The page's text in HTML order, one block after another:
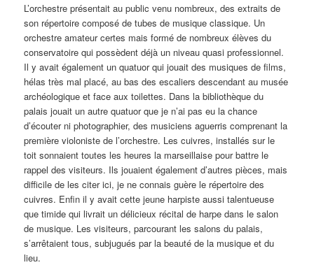
L’orchestre présentait au public venu nombreux, des extraits de
son répertoire composé de tubes de musique classique. Un
orchestre amateur certes mais formé de nombreux élèves du
conservatoire qui possèdent déjà un niveau quasi professionnel.
Il y avait également un quatuor qui jouait des musiques de films,
hélas très mal placé, au bas des escaliers descendant au musée
archéologique et face aux toilettes. Dans la bibliothèque du
palais jouait un autre quatuor que je n’ai pas eu la chance
d’écouter ni photographier, des musiciens aguerris comprenant la
première violoniste de l’orchestre. Les cuivres, installés sur le
toit sonnaient toutes les heures la marseillaise pour battre le
rappel des visiteurs. Ils jouaient également d’autres pièces, mais
difficile de les citer ici, je ne connais guère le répertoire des
cuivres. Enfin il y avait cette jeune harpiste aussi talentueuse
que timide qui livrait un délicieux récital de harpe dans le salon
de musique. Les visiteurs, parcourant les salons du palais,
s’arrêtaient tous, subjugués par la beauté de la musique et du
lieu.